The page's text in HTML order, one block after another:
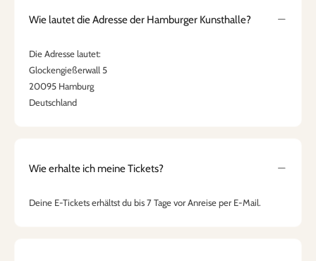
Wie lautet die Adresse der Hamburger Kunsthalle?
Die Adresse lautet:
Glockengießerwall 5
20095 Hamburg
Deutschland
Wie erhalte ich meine Tickets?
Deine E-Tickets erhältst du bis 7 Tage vor Anreise per E-Mail.